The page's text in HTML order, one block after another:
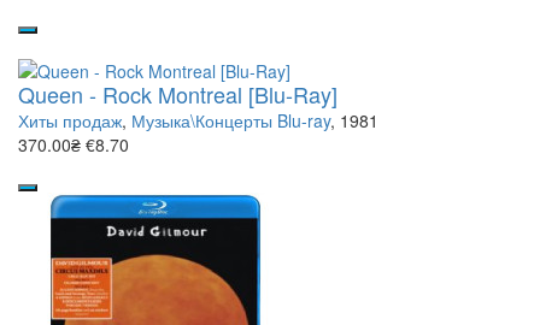
Queen - Rock Montreal [Blu-Ray]
Хиты продаж, Музыка\Концерты Blu-ray, 1981
370.00₴ €8.70